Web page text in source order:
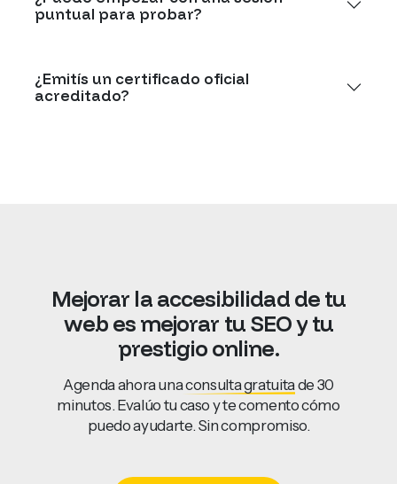
puntual para probar?
¿Emitís un certificado oficial
acreditado?
Mejorar la accesibilidad detu
web esmejorar tu SEOytu
prestigioonline.
Agenda ahora unaconsulta gratuitade 30
minutos. Evalúo tu caso y te comento cómo
puedo ayudarte. Sin compromiso.